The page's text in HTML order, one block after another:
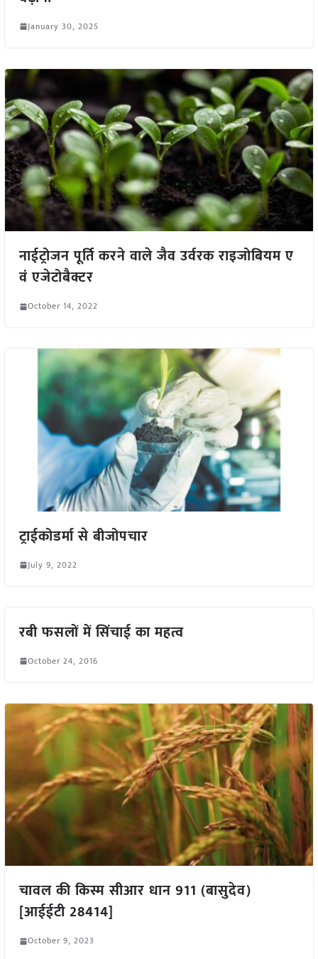
January 30, 2025
नाईट्रोजन पूर्ति करने वाले जैव उर्वरक राइजोबियम ए
वं एजेटोबैक्टर
October 14, 2022
ट्राईकोडर्मा से बीजोपचार
July 9, 2022
रबी फसलों में सिंचाई का महत्व
October 24, 2016
चावल की किस्म सीआर धान 911 (बासुदेव)
[आईईटी 28414]
October 9, 2023